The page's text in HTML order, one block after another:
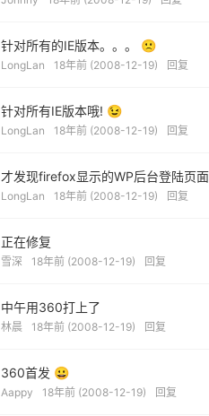
针对所有的IE版本。。。 🙁
LongLan 18年前 (2008-12-19) 回复
针对所有IE版本哦! 😉
LongLan 18年前 (2008-12-19) 回复
才发现firefox显示的WP后台登陆页
LongLan 18年前 (2008-12-19) 回复
正在修复
雪深 18年前 (2008-12-19) 回复
中午用360打上了
林晨 18年前 (2008-12-19) 回复
360首发 😀
Aappy 18年前 (2008-12-19) 回复